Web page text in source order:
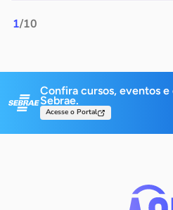
1/10
Confira cursos, eventos
Sebrae.
Acesse o Portal